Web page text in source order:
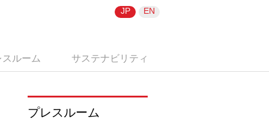
スルーム サステナビリティ
JP EN
プレスルーム